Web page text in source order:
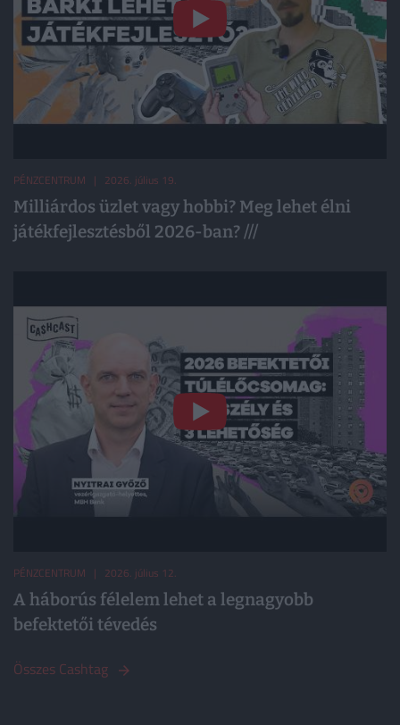
PÉNZCENTRUM | 2026. július 19.
Milliárdos üzlet vagy hobbi? Meg lehet élni
játékfejlesztésből 2026-ban? /// ️
PÉNZCENTRUM | 2026. július 12.
A háborús félelem lehet a legnagyobb
befektetői tévedés
Összes Cashtag